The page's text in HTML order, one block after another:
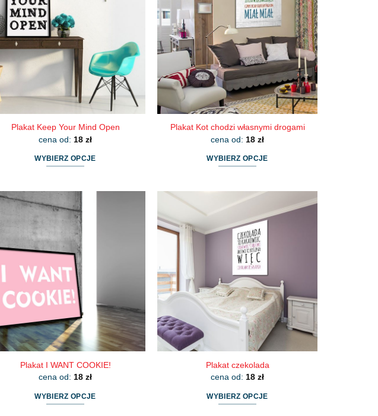
można
wybrać
stronie
produktu
Opcje
można
wybrać
na
stronie
produktu
Plakat Keep Your Mind Open
cena od: 18 zł
WYBIERZ OPCJE
wiele
wariantów.
Opcje
można
wybrać
na
stronie
produktu
Plakat Kot chodzi własnymi drogami
cena od: 18 zł
WYBIERZ OPCJE
wariantów.
Opcje
można
wybrać
na
stronie
produktu
Plakat I WANT COOKIE!
cena od: 18 zł
WYBIERZ OPCJE
Plakat czekolada
cena od: 18 zł
WYBIERZ OPCJE